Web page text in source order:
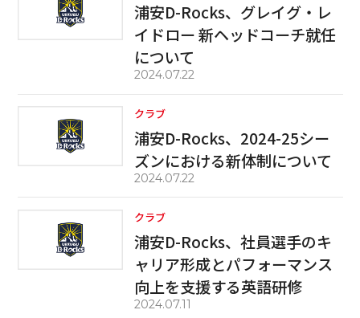
浦安D-Rocks、グレイグ・レ
イドロー 新ヘッドコーチ就任
について
2024.07.22
クラブ
浦安D-Rocks、2024-25シー
ズンにおける新体制について
2024.07.22
クラブ
浦安D-Rocks、社員選手のキ
ャリア形成とパフォーマンス
向上を支援する英語研修
2024.07.11